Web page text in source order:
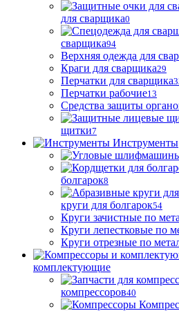
для сварщика0
сварщика94
Верхняя одежда для
Краги для сварщика29
Перчатки для сварщика
Перчатки рабочие13
Средства защиты
щитки7
Инструменты
болгарок8
круги для болгарок54
Круги зачистные по
Круги лепестковые по
Круги отрезные по
комплектующие
компрессоров40